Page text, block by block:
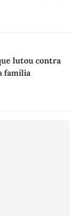
lutou contra
família